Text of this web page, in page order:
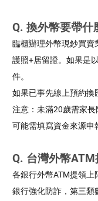
Q. 換外幣要帶什
臨櫃辦理外幣現鈔買
護照+居留證。如果是
件。
如果已事先線上預約換
注意：未滿20歲需家長
可能需填寫資金來源申
Q. 台灣外幣ATM
各銀行外幣ATM提領
銀行強化防詐，第三